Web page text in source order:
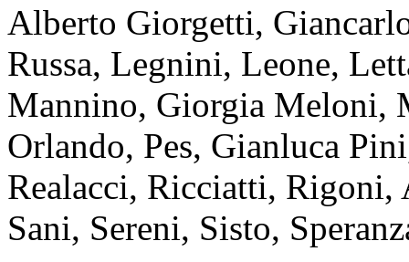
Alberto Giorgetti,
Russa, Legnini, Leone,
Mannino, Giorgia Meloni,
Orlando, Pes, Gianluca
Realacci, Ricciatti, Rigoni,
Sani, Sereni, Sisto,